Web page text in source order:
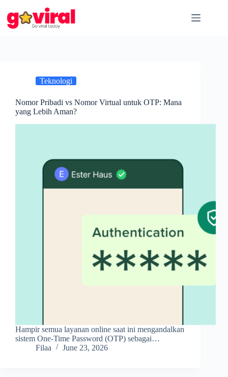
content
Teknologi
Nomor Pribadi vs Nomor Virtual untuk OTP: Mana
yang Lebih Aman?
Hampir semua layanan online saat ini mengandalkan
sistem One-Time Password (OTP) sebagai…
Filaa
June 23, 2026